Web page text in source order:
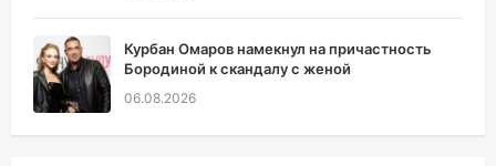
Курбан Омаров намекнул на причастность
Бородиной к скандалу с женой
06.08.2026